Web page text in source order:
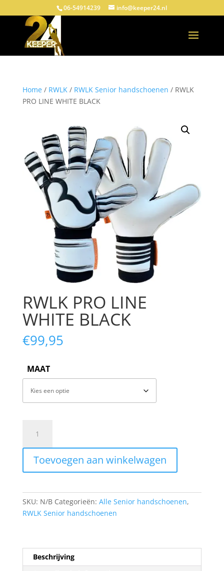
06-54914239 info@keeper24.nl
Home/ RWLK/ RWLK Senior handschoenen / RWLK
PRO LINE WHITE BLACK
RWLK PRO LINE
WHITE BLACK
€99,95
MAAT
LINE
WHITE
BLACK
Toevoegen aan winkelwagen
SKU: N/B Categorieën: Alle Senior handschoenen,
RWLK Senior handschoenen
Beschrijving